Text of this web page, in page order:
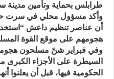
طرابلس بحماية وتأمين مدينة
وأكد مسؤول محلي في سرت
أن عناصر تنظيم داعش
هجومهم على موقع القوة
وفي فبراير شنّ مسلحون
السيطرة على الأجزاء الكبرى
الحكومية فيها، قبل أن يعلنوا